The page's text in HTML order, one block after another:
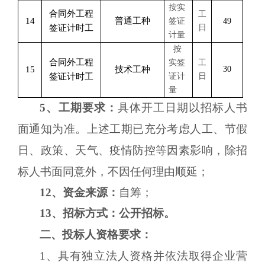
14
合同外工程
签证计时工
普通工种
按实
签证
计量
工
日
49
15
合同外工程
签证计时工
技术工种
按
实签
证计
量
工
日
30
5、工期要求： 具体开工日期以招标人书
面通知为准。上述工期已充分考虑人工、 节假
日、 政策、天气、疫情防控等因素影响，除招
标人书面同意外，不因任何理由顺延；
12、资金来源： 自筹；
13、招标方式：公开招标。
二、投标人资格要求：
1、具有独立法人资格并依法取得企业营